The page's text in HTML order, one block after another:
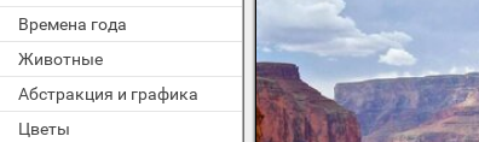
Времена года
Животные
Абстракция и графика
Цветы